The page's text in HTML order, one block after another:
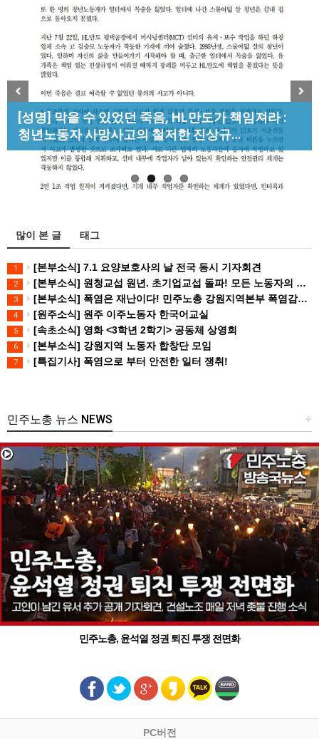
[강릉,속초,원주,춘천] 폭염감시단 사업 이모저모
[성명] 막을 수 있었던 죽음, HL만도가 책임져라 :
청년노동자 사망사고의 철저한 진상규…
[산별소식] 건설산업연맹 플랜트건설노조 강원충
북지부
[조합원☆인터뷰] 서비스연맹 전국학교비정규직노
동조합 강원지부 김유미 춘천지회장
Previous
많이 본 글 태그
1 [본부소식] 7.1 요양보호사의 날 전국 동시 기자회견
2 [본부소식] 원청교섭 원년. 초기업교섭 돌파! 모든 노동자의 노동기본권 쟁취! 민주노총 7.15 총파업대회
3 [본부소식] 폭염은 재난이다! 민주노총 강원지역본부 폭염감시단 선포 기자회견
4 [원주소식] 원주 이주노동자 한국어교실
5 [속초소식] 영화 <3학년 2학기> 공동체 상영회
6 [본부소식] 강원지역 노동자 합창단 모임
7 [특집기사] 폭염으로 부터 안전한 일터 쟁취!
+
민주노총 뉴스 NEWS
민주노총, 윤석열 정권 퇴진 투쟁 전면화
PC버전